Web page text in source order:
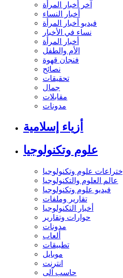
آخر أخبار المرأة
أخبار النساء
فيديو أخبار المرأة
نساء في الأخبار
أخبار المرأة
الأم والطفل
فنجان قهوة
نصائح
تحقيقات
جمال
مقابلات
مدونات
أزياء إسلامية
علوم وتكنولوجيا
إختراعات علوم وتكنولوجيا
عالم العلوم والتكنولوجيا
فيديو علوم وتكنولوجيا
تقارير وملفات
أخبار التكنولوجيا
حوارات وتقارير
مدونات
ألعاب
تطبيقات
موبايل
انترنت
حاسب آلى